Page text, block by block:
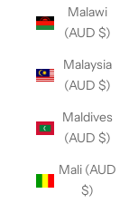
Malawi
(AUD $)
Malaysia
(AUD $)
Maldives
(AUD $)
Mali (AUD
$)